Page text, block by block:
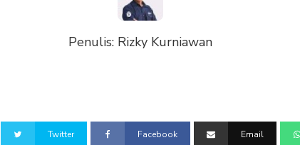
Penulis: Rizky Kurniawan
Twitter Facebook Email